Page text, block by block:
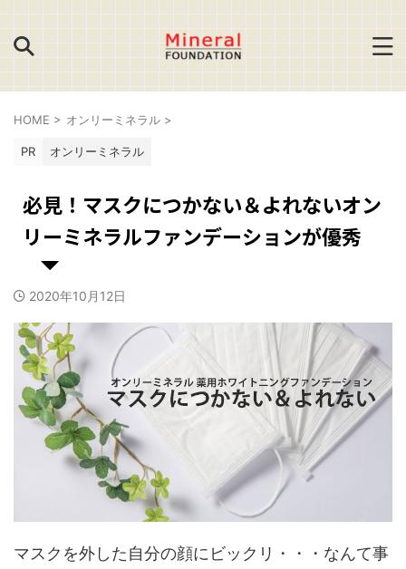
HOME > オンリーミネラル >
PR オンリーミネラル
必見！マスクにつかない＆よれないオン
リーミネラルファンデーションが優秀
2020年10月12日
マスクを外した自分の顔にビックリ・・・なんて事